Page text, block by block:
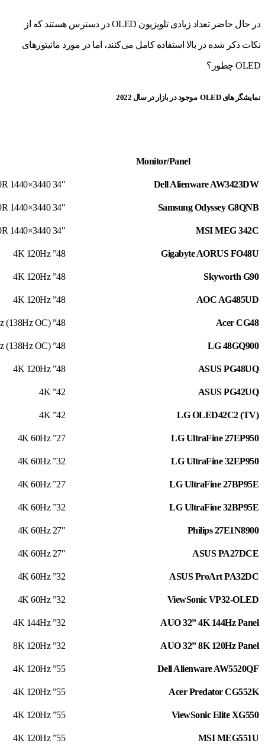
در حال حاضر تعداد زیادی تلویزیون OLED در دسترس هستند که از
نکات ذکر شده در بالا استفاده کامل می‌کنند، اما در مورد مانیتورهای
OLED چطور؟
نمایشگر های OLED موجود در بازار در سال 2022
Monitor/Panel
Dell Alienware AW3423DW
34″ 3440×1440 175Hz 1800R
Samsung Odyssey G8QNB
34″ 3440×1440 175Hz 1800R
MSI MEG 342C
34″ 3440×1440 175Hz 1800R
Gigabyte AORUS FO48U
48” 4K 120Hz
Skyworth G90
48” 4K 120Hz
AOC AG485UD
48” 4K 120Hz
Acer CG48
48” 4K 120Hz (138Hz OC)
LG 48GQ900
48” 4K 120Hz (138Hz OC)
ASUS PG48UQ
48” 4K 120Hz
ASUS PG42UQ
42” 4K
LG OLED42C2 (TV)
42” 4K
LG UltraFine 27EP950
27” 4K 60Hz
LG UltraFine 32EP950
32” 4K 60Hz
LG UltraFine 27BP95E
27” 4K 60Hz
LG UltraFine 32BP95E
32” 4K 60Hz
Philips 27E1N8900
27″ 4K 60Hz
ASUS PA27DCE
27″ 4K 60Hz
ASUS ProArt PA32DC
32” 4K 60Hz
ViewSonic VP32-OLED
32” 4K 60Hz
AUO 32” 4K 144Hz Panel
32” 4K 144Hz
AUO 32” 8K 120Hz Panel
32” 8K 120Hz
Dell Alienware AW5520QF
55” 4K 120Hz
Acer Predator CG552K
55” 4K 120Hz
ViewSonic Elite XG550
55” 4K 120Hz
MSI MEG551U
55” 4K 120Hz